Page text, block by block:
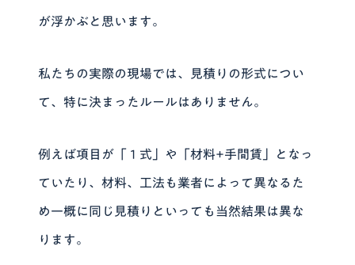
が浮かぶと思います。
私たちの実際の現場では、見積りの形式につい
て、特に決まったルールはありません。
例えば項目が「１式」や「材料+手間賃」となっ
ていたり、材料、工法も業者によって異なるた
め一概に同じ見積りといっても当然結果は異な
ります。